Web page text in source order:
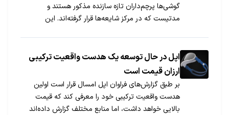
گوشی‌ها پرچم‌داران تازه سازنده مذکور هستند و
مدتیست که در مرکز شایعه‌ها قرار گرفته‌اند. این
اپل در حال توسعه یک هدست واقعیت ترکیبی
ارزان قیمت است
بر طبق گزارش‌های فراوان اپل امسال قرار است اولین
هدست واقعیت ترکیبی خود را معرفی کند که قیمت
بالایی خواهد داشت، اما منابع مختلف گزارش داده‌اند